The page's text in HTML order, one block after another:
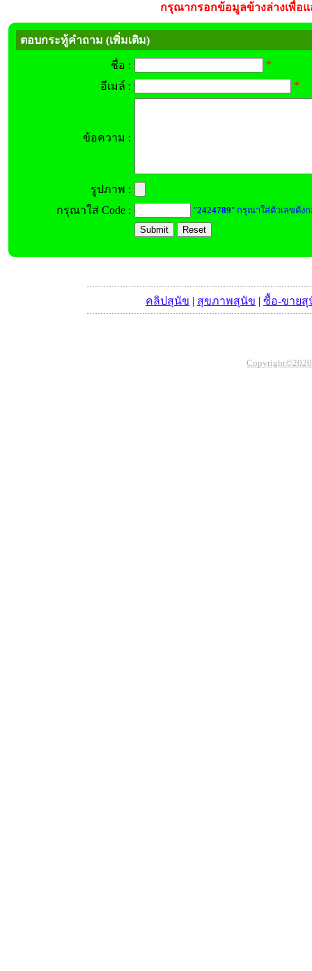
กรุณากรอกข้อมูลข้างล่างเพื่อ
ตอบกระทู้คำถาม (เพิ่มเติม)
ชื่อ :
*
อีเมล์ :
*
ข้อความ :
รูปภาพ :
กรุณาใส่ Code :
"2424789" กรุณาใส่ตัวเลขดัง
คลิปสุนัข | สุขภาพสุนัข | ซื้อ-ขายสุ
Copyright©2020